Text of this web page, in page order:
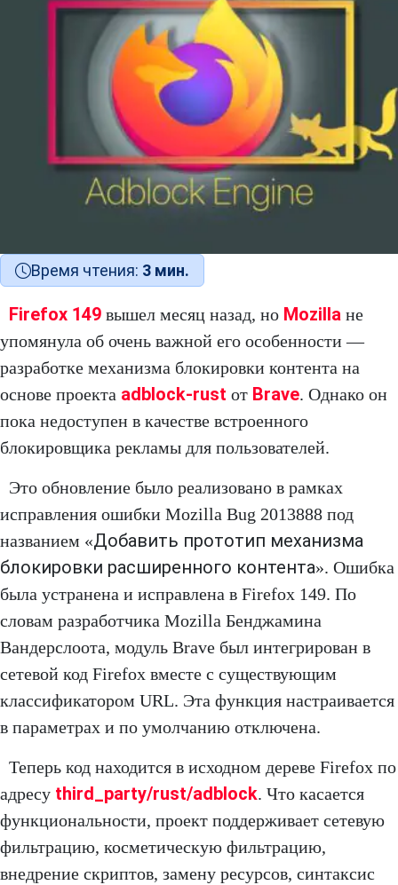
Время чтения: 3 мин.
Firefox 149 вышел месяц назад, но Mozilla не
упомянула об очень важной его особенности —
разработке механизма блокировки контента на
основе проекта adblock-rust от Brave. Однако он
пока недоступен в качестве встроенного
блокировщика рекламы для пользователей.
Это обновление было реализовано в рамках
исправления ошибки Mozilla Bug 2013888 под
названием «Добавить прототип механизма
блокировки расширенного контента». Ошибка
была устранена и исправлена в Firefox 149. По
словам разработчика Mozilla Бенджамина
Вандерслоота, модуль Brave был интегрирован в
сетевой код Firefox вместе с существующим
классификатором URL. Эта функция настраивается
в параметрах и по умолчанию отключена.
Теперь код находится в исходном дереве Firefox по
адресу third_party/rust/adblock. Что касается
функциональности, проект поддерживает сетевую
фильтрацию, косметическую фильтрацию,
внедрение скриптов, замену ресурсов, синтаксис